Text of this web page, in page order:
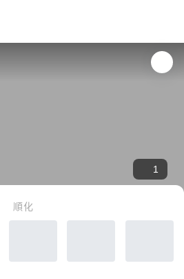
1
順化